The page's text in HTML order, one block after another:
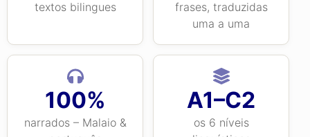
textos bilingues
frases, traduzidas
uma a uma
100%
narrados – Malaio &
A1–C2
os 6 níveis